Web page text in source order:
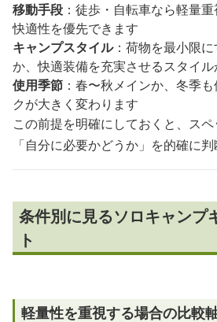
移動手段 ：徒歩・自転車なら軽量
快適性を優先できます
キャンプスタイル：荷物を最小限
か、快適装備を充実させるスタイル
使用季節 ：春〜秋メインか、冬季
クが大きく変わります
この前提を明確にしておくと、ス
「自分に必要かどうか」を的確に判
条件別に見るソロキャンプ
ト
軽量性を重視する場合の比較